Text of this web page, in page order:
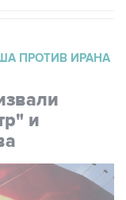
ПРОТИВ ИРАНА
и